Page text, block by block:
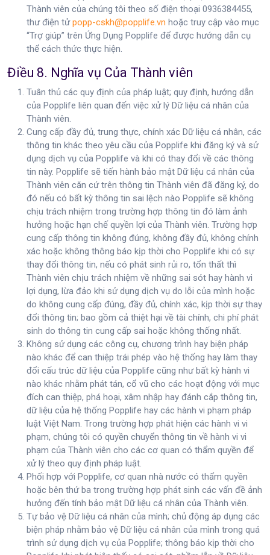
Thành viên của chúng tôi theo số điện thoại 0936384455,
thư điện tửpopp-cskh@popplife.vn hoặc truy cập vào mục
“Trợ giúp” trên Ứng Dụng Popplife để được hướng dẫn cụ
thể cách thức thực hiện.
Điều 8. Nghĩa vụ Của Thành viên
Tuân thủ các quy định của pháp luật; quy định, hướng dẫn
của Popplife liên quan đến việc xử lý Dữ liệu cá nhân của
Thành viên.
Cung cấp đầy đủ, trung thực, chính xác Dữ liệu cá nhân, các
thông tin khác theo yêu cầu của Popplife khi đăng ký và sử
dụng dịch vụ của Popplife và khi có thay đổi về các thông
tin này. Popplife sẽ tiến hành bảo mật Dữ liệu cá nhân của
Thành viên căn cứ trên thông tin Thành viên đã đăng ký, do
đó nếu có bất kỳ thông tin sai lệch nào Popplife sẽ không
chịu trách nhiệm trong trường hợp thông tin đó làm ảnh
hưởng hoặc hạn chế quyền lợi của Thành viên. Trường hợp
cung cấp thông tin không đúng, không đầy đủ, không chính
xác hoặc không thông báo kịp thời cho Popplife khi có sự
thay đổi thông tin, nếu có phát sinh rủi ro, tổn thất thì
Thành viên chịu trách nhiệm về những sai sót hay hành vi
lợi dụng, lừa đảo khi sử dụng dịch vụ do lỗi của mình hoặc
do không cung cấp đúng, đầy đủ, chính xác, kịp thời sự thay
đổi thông tin; bao gồm cả thiệt hại về tài chính, chi phí phát
sinh do thông tin cung cấp sai hoặc không thống nhất.
Không sử dụng các công cụ, chương trình hay biện pháp
nào khác để can thiệp trái phép vào hệ thống hay làm thay
đổi cấu trúc dữ liệu của Popplife cũng như bất kỳ hành vi
nào khác nhằm phát tán, cổ vũ cho các hoạt động với mục
đích can thiệp, phá hoại, xâm nhập hay đánh cắp thông tin,
dữ liệu của hệ thống Popplife hay các hành vi phạm pháp
luật Việt Nam. Trong trường hợp phát hiện các hành vi vi
phạm, chúng tôi có quyền chuyển thông tin về hành vi vi
phạm của Thành viên cho các cơ quan có thẩm quyền để
xử lý theo quy định pháp luật.
Phối hợp với Popplife, cơ quan nhà nước có thẩm quyền
hoặc bên thứ ba trong trường hợp phát sinh các vấn đề ảnh
hưởng đến tính bảo mật Dữ liệu cá nhân của Thành viên.
Tự bảo vệ Dữ liệu cá nhân của mình; chủ động áp dụng các
biện pháp nhằm bảo vệ Dữ liệu cá nhân của mình trong quá
trình sử dụng dịch vụ của Popplife; thông báo kịp thời cho